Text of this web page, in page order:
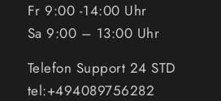
Fr 9:00 -14:00 Uhr
Sa 9:00 – 13:00 Uhr
Telefon Support 24 STD
tel:+494089756282